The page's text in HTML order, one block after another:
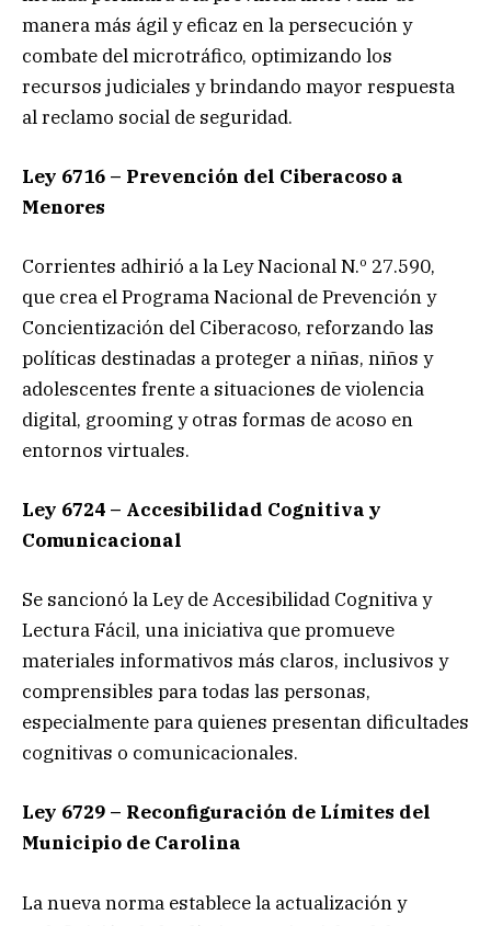
manera más ágil y eficaz en la persecución y
combate del microtráfico, optimizando los
recursos judiciales y brindando mayor respuesta
al reclamo social de seguridad.
Ley 6716 – Prevención del Ciberacoso a
Menores
Corrientes adhirió a la Ley Nacional N.º 27.590,
que crea el Programa Nacional de Prevención y
Concientización del Ciberacoso, reforzando las
políticas destinadas a proteger a niñas, niños y
adolescentes frente a situaciones de violencia
digital, grooming y otras formas de acoso en
entornos virtuales.
Ley 6724 – Accesibilidad Cognitiva y
Comunicacional
Se sancionó la Ley de Accesibilidad Cognitiva y
Lectura Fácil, una iniciativa que promueve
materiales informativos más claros, inclusivos y
comprensibles para todas las personas,
especialmente para quienes presentan dificultades
cognitivas o comunicacionales.
Ley 6729 – Reconfiguración de Límites del
Municipio de Carolina
La nueva norma establece la actualización y